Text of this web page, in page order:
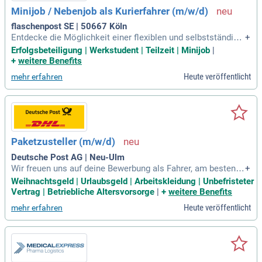
Minijob / Nebenjob als Kurierfahrer (m/w/d)
flaschenpost SE | 50667 Köln
Entdecke die Möglichkeit einer flexiblen und selbstständige
n Arbeit als Berufskraftfahrer, Taxifahrer oder Busfahrer – id
eal für Quereinsteiger! Bewirb dich schnell und einfach ohne
eitsvertrag. Starte mit einem attraktiven Stundenlohn von 1
4,20 € und steigere dich nach drei Monaten auf bis zu 17,50
€ pro Stunde, inklusive Bonus. Wähle aus flexiblen Schichte
n von 3, 6 oder 9 Stunden, die sich optimal in deinen Alltag e
infügen. Profitiere von einem krisensicheren Arbeitgeber un
d entscheide dich für einen Minijob, Midijob, Teilzeit, Vollzei
t oder Werkstudentenvertrag. Starte noch heute und gestalt
e deine Karriere!
+
Erfolgsbeteiligung | Werkstudent | Teilzeit | Minijob
+ weitere Benefits
mehr erfahren Heute veröffentlicht
Paketzusteller (m/w/d)
Deutsche Post AG | Neu-Ulm
Wir freuen uns auf deine Bewerbung als Fahrer, am besten o
nline! Klicke dazu einfach auf den 'Bewerben'-Button – auch
ganz ohne Lebenslauf.
+
Weihnachtsgeld | Urlaubsgeld | Arbeitskleidung | Unbefristeter
Vertrag | Betriebliche Altersvorsorge | + weitere Benefits
mehr erfahren Heute veröffentlicht